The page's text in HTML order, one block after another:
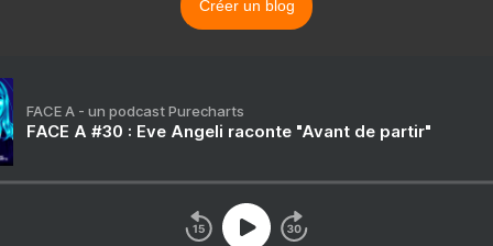
Créer un blog
FACE A - un podcast Purecharts
FACE A #30 : Eve Angeli raconte "Avant de partir"